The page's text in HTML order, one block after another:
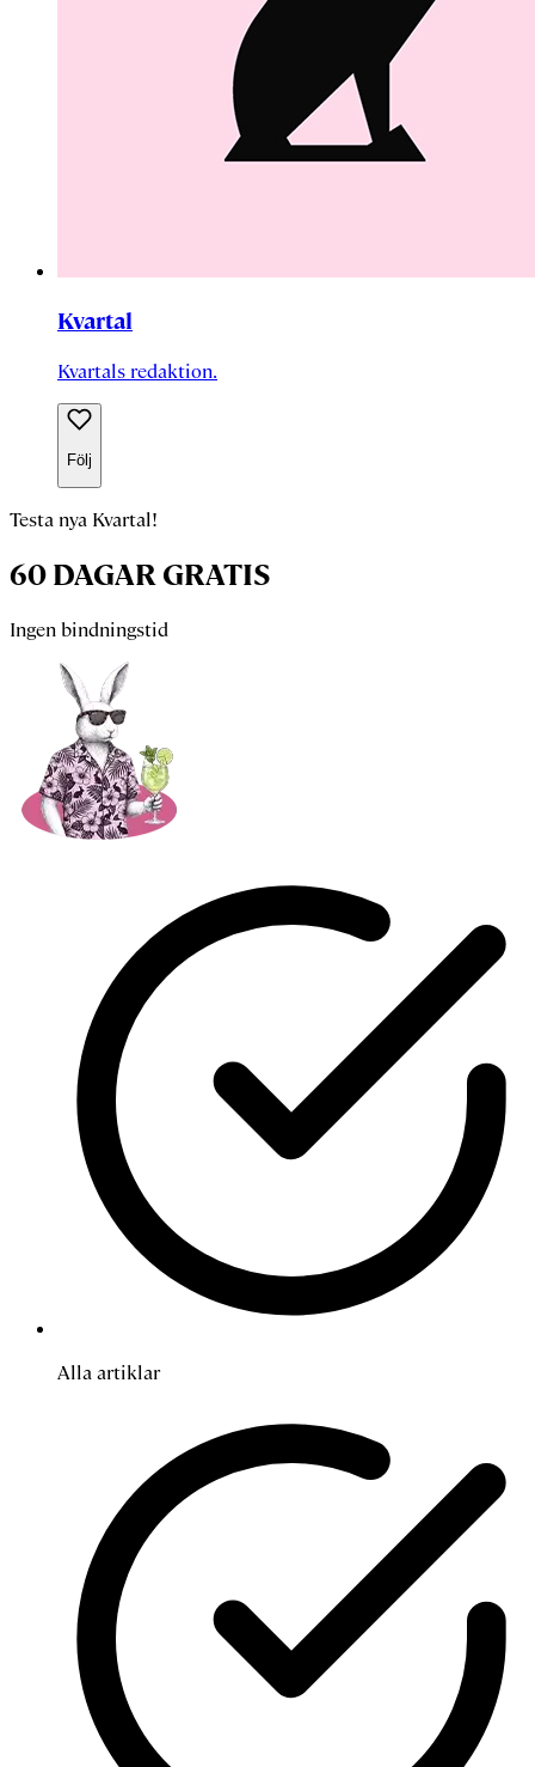
Kvartal
Kvartals redaktion.
Följ
Testa nya Kvartal!
60 DAGAR GRATIS
Ingen bindningstid
Alla artiklar